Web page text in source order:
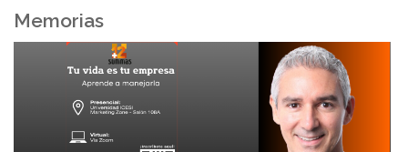
de
entradas
Memorias